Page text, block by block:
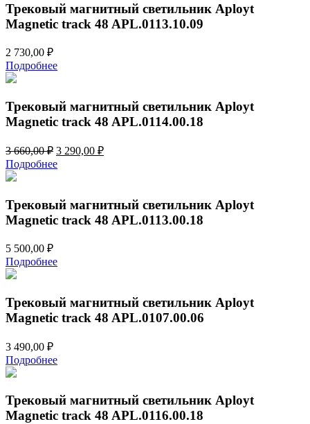
Трековый магнитный светильник Aployt
Magnetic track 48 APL.0113.10.09
2 730,00 ₽
Подробнее
Трековый магнитный светильник Aployt
Magnetic track 48 APL.0114.00.18
3 660,00₽ Первоначальная
цена
составляла
660,00 ₽.
3 290,00 ₽Текущая
Подробнее
Трековый магнитный светильник Aployt
Magnetic track 48 APL.0113.00.18
5 500,00 ₽
Подробнее
Трековый магнитный светильник Aployt
Magnetic track 48 APL.0107.00.06
3 490,00 ₽
Подробнее
Трековый магнитный светильник Aployt
Magnetic track 48 APL.0116.00.18